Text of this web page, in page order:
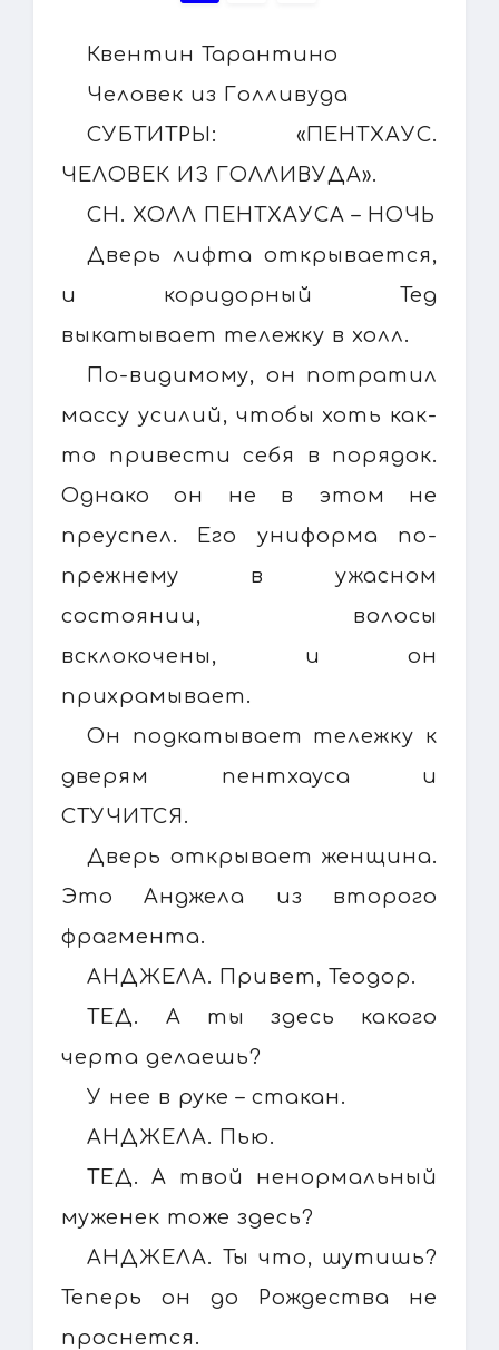
Квентин Тарантино
Человек из Голливуда
СУБТИТРЫ: «ПЕНТХАУС.
ЧЕЛОВЕК ИЗ ГОЛЛИВУДА».
СН. ХОЛЛ ПЕНТХАУСА – НОЧЬ
Дверь лифта открывается,
и коридорный Тед
выкатывает тележку в холл.
По-видимому, он потратил
массу усилий, чтобы хоть как-
то привести себя в порядок.
Однако он не в этом не
преуспел. Его униформа по-
прежнему в ужасном
состоянии, волосы
всклокочены, и он
прихрамывает.
Он подкатывает тележку к
дверям пентхауса и
СТУЧИТСЯ.
Дверь открывает женщина.
Это Анджела из второго
фрагмента.
АНДЖЕЛА. Привет, Теодор.
ТЕД. А ты здесь какого
черта делаешь?
У нее в руке – стакан.
АНДЖЕЛА. Пью.
ТЕД. А твой ненормальный
муженек тоже здесь?
АНДЖЕЛА. Ты что, шутишь?
Теперь он до Рождества не
проснется.